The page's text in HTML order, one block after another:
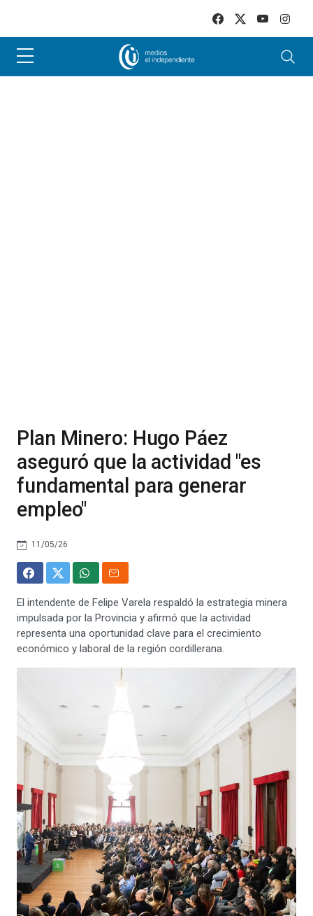
Plan Minero: Hugo Páez
aseguró que la actividad "es
fundamental para generar
empleo"
11/05/26
El intendente de Felipe Varela respaldó la estrategia minera
impulsada por la Provincia y afirmó que la actividad
representa una oportunidad clave para el crecimiento
económico y laboral de la región cordillerana.